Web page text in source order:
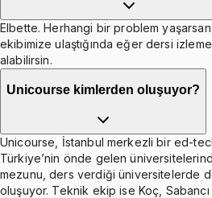
Elbette. Herhangi bir problem
ekibimize ulaştığında eğer dersi
alabilirsin.
Unicourse kimlerden oluşuyor?
Unicourse, İstanbul merkezli bir ed-
Türkiye’nin önde gelen
mezunu, ders verdiği üniversitelerde
oluşuyor. Teknik ekip ise Koç,